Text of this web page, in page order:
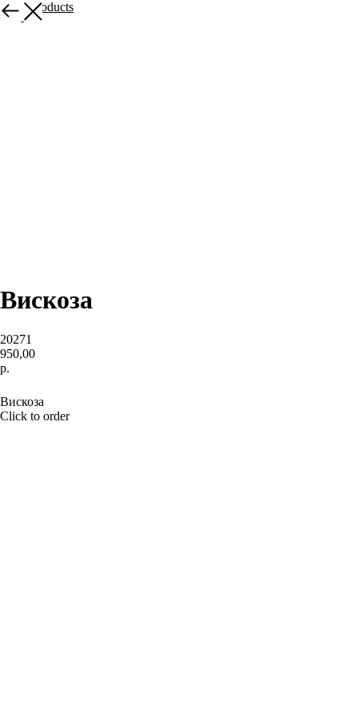
More products
Вискоза
20271
950,00
р.
Вискоза
Click to order